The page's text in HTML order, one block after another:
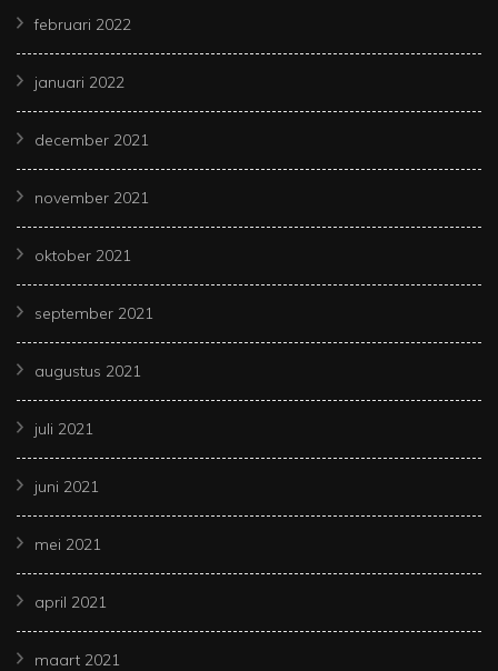
februari 2022
januari 2022
december 2021
november 2021
oktober 2021
september 2021
augustus 2021
juli 2021
juni 2021
mei 2021
april 2021
maart 2021